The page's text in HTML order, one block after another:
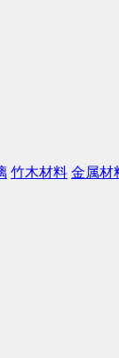
竹木材料 金属材